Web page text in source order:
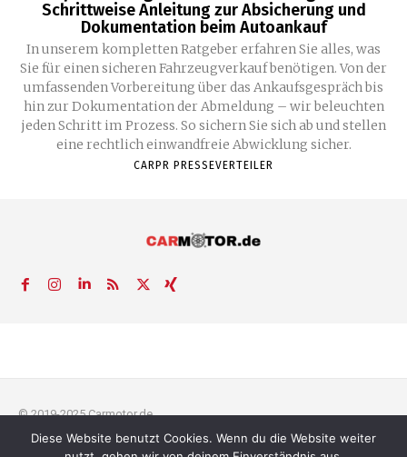
Schrittweise Anleitung zur Absicherung und
Dokumentation beim Autoankauf
In unserem kompletten Ratgeber erfahren Sie alles, was
Sie für einen sicheren Fahrzeugverkauf benötigen. Von der
umfassenden Vorbereitung über das Ankaufsgespräch bis
hin zur Dokumentation der Abmeldung – wir beleuchten
jeden Schritt im Prozess. So sichern Sie sich ab und stellen
eine rechtlich einwandfreie Abwicklung sicher.
CARPR PRESSEVERTEILER
© 2019-2025 Carmotor.de
AGB Datenschutzerklärung FAQ Kontakt Impressum News
Diese Website benutzt Cookies. Wenn du die Website weiter